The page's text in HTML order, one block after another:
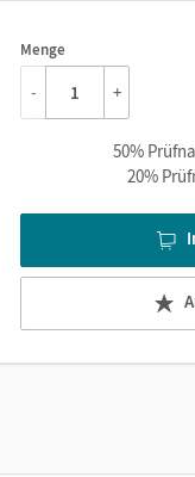
Menge
1
- +
50%
20%